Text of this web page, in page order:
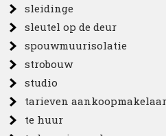
sleidinge
sleutel op de deur
spouwmuurisolatie
strobouw
studio
tarieven aankoopmakelaar
te huur